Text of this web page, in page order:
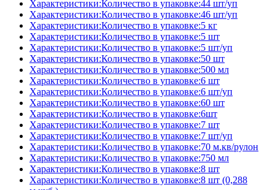
Характеристики:Количество в упаковке:44 шт/уп
Характеристики:Количество в упаковке:46 шт/уп
Характеристики:Количество в упаковке:5 кг
Характеристики:Количество в упаковке:5 шт
Характеристики:Количество в упаковке:5 шт/уп
Характеристики:Количество в упаковке:50 шт
Характеристики:Количество в упаковке:500 мл
Характеристики:Количество в упаковке:6 шт
Характеристики:Количество в упаковке:6 шт/уп
Характеристики:Количество в упаковке:60 шт
Характеристики:Количество в упаковке:6шт
Характеристики:Количество в упаковке:7 шт
Характеристики:Количество в упаковке:7 шт/уп
Характеристики:Количество в упаковке:70 м.кв/рулон
Характеристики:Количество в упаковке:750 мл
Характеристики:Количество в упаковке:8 шт
Характеристики:Количество в упаковке:8 шт (0,288